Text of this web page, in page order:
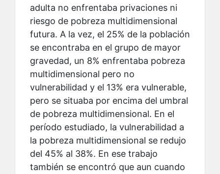
adulta no enfrentaba privaciones ni
riesgo de pobreza multidimensional
futura. A la vez, el 25% de la población
se encontraba en el grupo de mayor
gravedad, un 8% enfrentaba pobreza
multidimensional pero no
vulnerabilidad y el 13% era vulnerable,
pero se situaba por encima del umbral
de pobreza multidimensional. En el
período estudiado, la vulnerabilidad a
la pobreza multidimensional se redujo
del 45% al 38%. En ese trabajo
también se encontró que aun cuando